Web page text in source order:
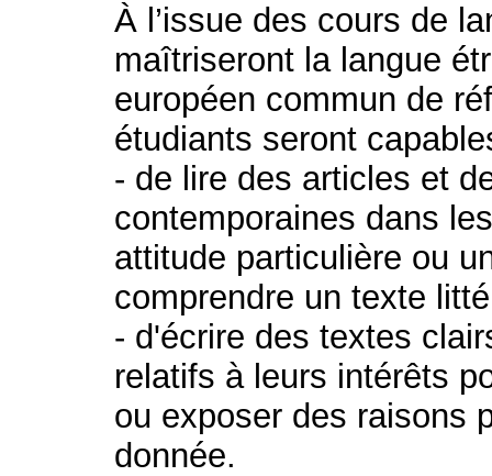
À l’issue des cours de
maîtriseront la langue
européen commun de
étudiants seront
- de lire des articles et
contemporaines dans
attitude particulière ou
comprendre un texte
- d'écrire des textes
relatifs à leurs intérêts
ou exposer des raisons
donnée.